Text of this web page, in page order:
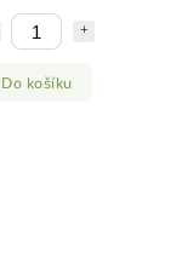
Do košíku